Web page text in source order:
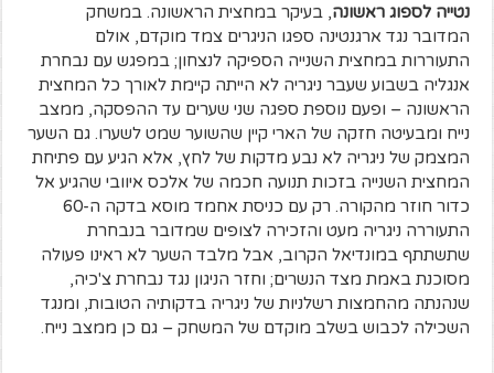
נטייה לספוג ראשונה, בעיקר במחצית הראשונה. במשחק
המדובר נגד ארגנטינה ספגו הניגרים צמד מוקדם, אולם
התעוררות במחצית השנייה הספיקה לנצחון; במפגש עם נבחרת
אנגליה בשבוע שעבר ניגריה לא הייתה קיימת לאורך כל המחצית
הראשונה – ופעם נוספת ספגה שני שערים עד ההפסקה, ממצב
נייח ומבעיטה חזקה של הארי קיין שהשוער שמט לשערו. גם השער
המצמק של ניגריה לא נבע מדקות של לחץ, אלא הגיע עם פתיחת
המחצית השנייה בזכות תנועה חכמה של אלכס איוובי שהגיע אל
כדור חוזר מהקורה. רק עם כניסת אחמד מוסא בדקה ה-60
התעוררה ניגריה מעט והזכירה לצופים שמדובר בנבחרת
שתשתתף במונדיאל הקרוב, אבל מלבד השער לא ראינו פעולה
מסוכנת באמת מצד הנשרים; וחזר הניגון נגד נבחרת צ'כיה,
שנהנתה מהחמצות רשלניות של ניגריה בדקותיה הטובות, ומנגד
השכילה לכבוש בשלב מוקדם של המשחק – גם כן ממצב נייח.